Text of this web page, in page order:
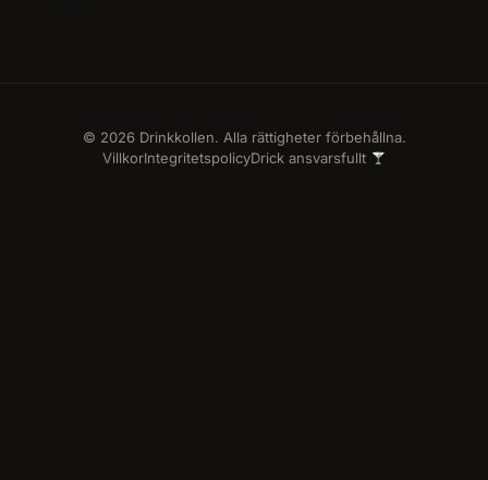
VillkorIntegritetspolicyDrick ansvarsfullt
© 2026 Drinkkollen. Alla rättigheter förbehållna.